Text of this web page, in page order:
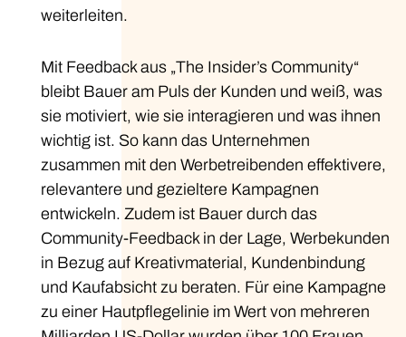
weiterleiten.
Mit Feedback aus „The Insider’s Community“
bleibt Bauer am Puls der Kunden und weiß, was
sie motiviert, wie sie interagieren und was ihnen
wichtig ist. So kann das Unternehmen
zusammen mit den Werbetreibenden effektivere,
relevantere und gezieltere Kampagnen
entwickeln. Zudem ist Bauer durch das
Community-Feedback in der Lage, Werbekunden
in Bezug auf Kreativmaterial, Kundenbindung
und Kaufabsicht zu beraten. Für eine Kampagne
zu einer Hautpflegelinie im Wert von mehreren